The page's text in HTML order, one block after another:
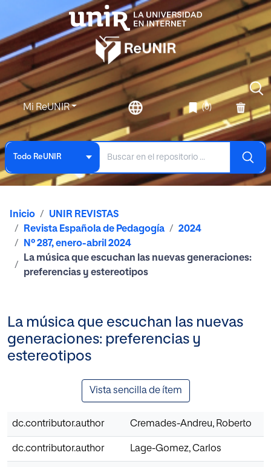
Mi ReUNIR (0)
Todo ReUNIR
Inicio
UNIR REVISTAS
Revista Española de Pedagogía
2024
Nº 287, enero-abril 2024
La música que escuchan las nuevas generaciones:
preferencias y estereotipos
La música que escuchan las nuevas
generaciones: preferencias y
estereotipos
Vista sencilla de ítem
dc.contributor.author Cremades-Andreu, Roberto
dc.contributor.author Lage-Gomez, Carlos